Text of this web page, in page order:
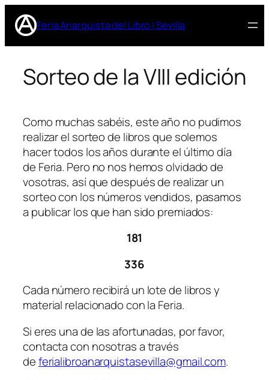
Saltar
contenido
Feria Anarquista del Libro | Sevilla
Sorteo de la VIII edición
Como muchas sabéis, este año no pudimos
realizar el sorteo de libros que solemos
hacer todos los años durante el último día
de Feria. Pero no nos hemos olvidado de
vosotras, así que después de realizar un
sorteo con los números vendidos, pasamos
a publicar los que han sido premiados:
181
336
Cada número recibirá un lote de libros y
material relacionado con la Feria.
Si eres una de las afortunadas, por favor,
contacta con nosotras a través
deferialibroanarquistasevilla@gmail.com.